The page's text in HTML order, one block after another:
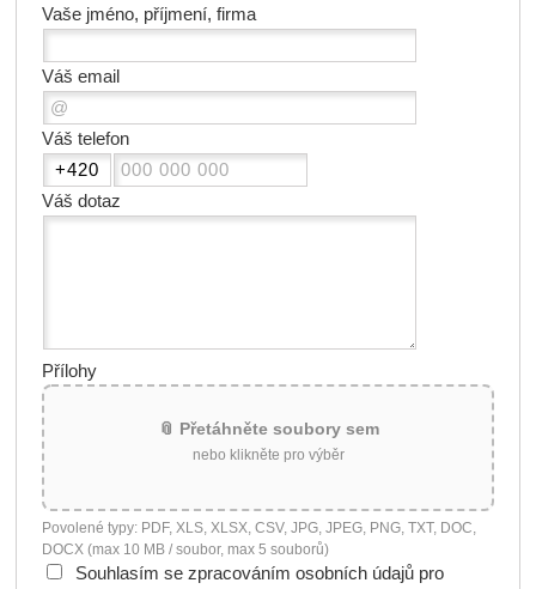
Vaše jméno, příjmení, firma
Váš email
Váš telefon
Váš dotaz
Přílohy
📎 Přetáhněte soubory sem
nebo klikněte pro výběr
Povolené typy: PDF, XLS, XLSX, CSV, JPG, JPEG, PNG, TXT, DOC,
DOCX (max 10 MB / soubor, max 5 souborů)
Souhlasím se zpracováním osobních údajů pro